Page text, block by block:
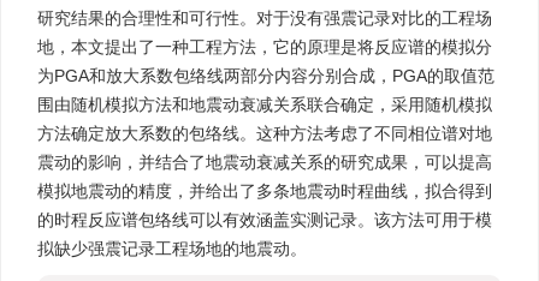
研究结果的合理性和可行性。对于没有强震记录对比的工程场
地，本文提出了一种工程方法，它的原理是将反应谱的模拟分
为PGA和放大系数包络线两部分内容分别合成，PGA的取值范
围由随机模拟方法和地震动衰减关系联合确定，采用随机模拟
方法确定放大系数的包络线。这种方法考虑了不同相位谱对地
震动的影响，并结合了地震动衰减关系的研究成果，可以提高
模拟地震动的精度，并给出了多条地震动时程曲线，拟合得到
的时程反应谱包络线可以有效涵盖实测记录。该方法可用于模
拟缺少强震记录工程场地的地震动。